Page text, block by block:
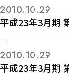
2010.10.29
平成23年3月期
2010.10.29
平成23年3月期